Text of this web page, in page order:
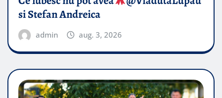
si Stefan Andreica
admin aug. 3, 2026